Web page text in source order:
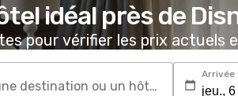
idéal près de
pour vérifier les prix actuels
Recherchez une destination ou un hôtel
Arrivée